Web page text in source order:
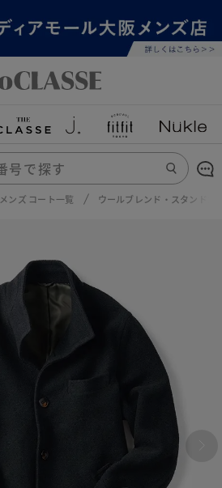
メンズ コート一覧 ウールブレンド・スタンドカ